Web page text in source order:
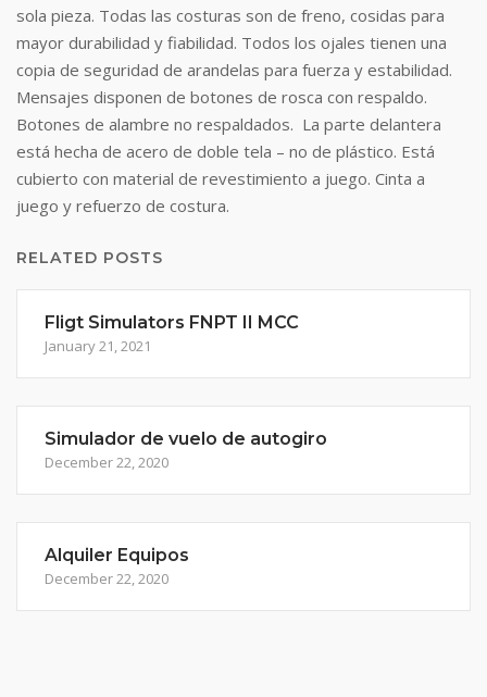
sola pieza. Todas las costuras son de freno, cosidas para
mayor durabilidad y fiabilidad. Todos los ojales tienen una
copia de seguridad de arandelas para fuerza y ​​estabilidad.
Mensajes disponen de botones de rosca con respaldo.
Botones de alambre no respaldados. La parte delantera
está hecha de acero de doble tela – no de plástico. Está
cubierto con material de revestimiento a juego. Cinta a
juego y refuerzo de costura.
RELATED POSTS
Fligt Simulators FNPT II MCC
January 21, 2021
Simulador de vuelo de autogiro
December 22, 2020
Alquiler Equipos
December 22, 2020